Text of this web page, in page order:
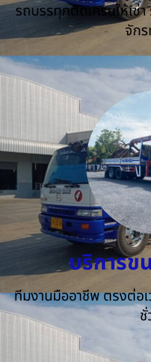
รถบรรทุกติดเครนให้เช่
จัก
บริการข
ทีมงานมืออาชีพ ตรงต่อ
ชั่